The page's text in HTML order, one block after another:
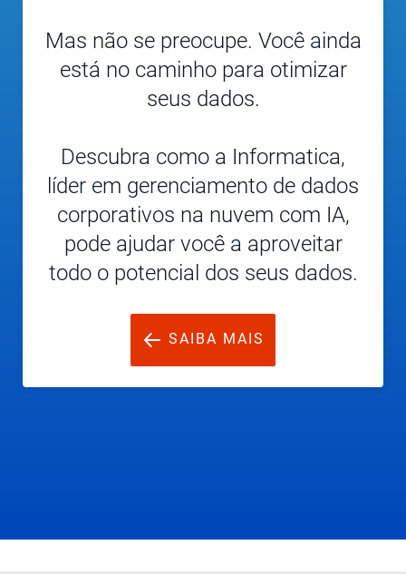
Mas não se preocupe. Você ainda
está no caminho para otimizar
seus dados.
Descubra como a Informatica,
líder em gerenciamento de dados
corporativos na nuvem com IA,
pode ajudar você a aproveitar
todo o potencial dos seus dados.
SAIBA MAIS